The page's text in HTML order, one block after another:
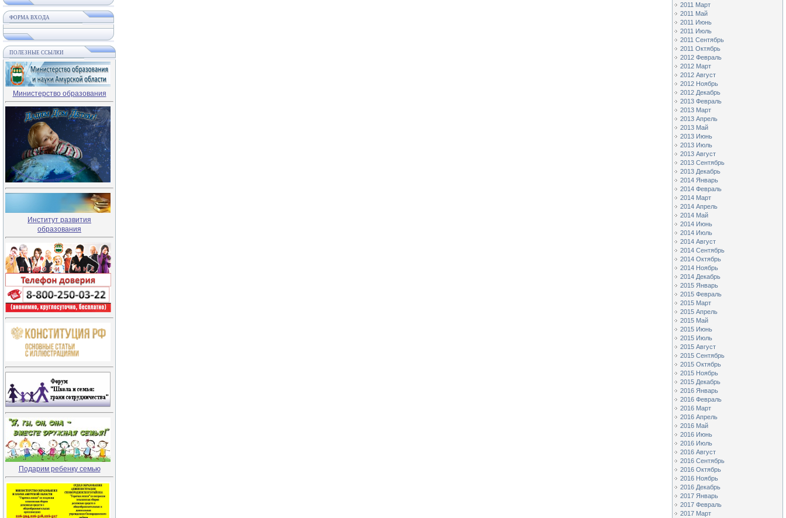
ФОРМА ВХОДА
ПОЛЕЗНЫЕ ССЫЛКИ
Министерство образования
Институт развития
образования
Подарим ребенку семью
2011 Март
2011 Май
2011 Июнь
2011 Июль
2011 Сентябрь
2011 Октябрь
2012 Февраль
2012 Март
2012 Август
2012 Ноябрь
2012 Декабрь
2013 Февраль
2013 Март
2013 Апрель
2013 Май
2013 Июнь
2013 Июль
2013 Август
2013 Сентябрь
2013 Декабрь
2014 Январь
2014 Февраль
2014 Март
2014 Апрель
2014 Май
2014 Июнь
2014 Июль
2014 Август
2014 Сентябрь
2014 Октябрь
2014 Ноябрь
2014 Декабрь
2015 Январь
2015 Февраль
2015 Март
2015 Апрель
2015 Май
2015 Июнь
2015 Июль
2015 Август
2015 Сентябрь
2015 Октябрь
2015 Ноябрь
2015 Декабрь
2016 Январь
2016 Февраль
2016 Март
2016 Апрель
2016 Май
2016 Июнь
2016 Июль
2016 Август
2016 Сентябрь
2016 Октябрь
2016 Ноябрь
2016 Декабрь
2017 Январь
2017 Февраль
2017 Март